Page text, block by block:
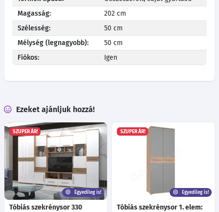
Magasság:
202 cm
Szélesség:
50 cm
Mélység (legnagyobb):
50 cm
Fiókos:
Igen
Ezeket ajánljuk hozzá!
SZUPER ÁR!
Egyedileg is!
Tóbiás szekrénysor 330
SZUPER ÁR!
Egyedileg is!
Tóbiás szekrénysor 1. elem: